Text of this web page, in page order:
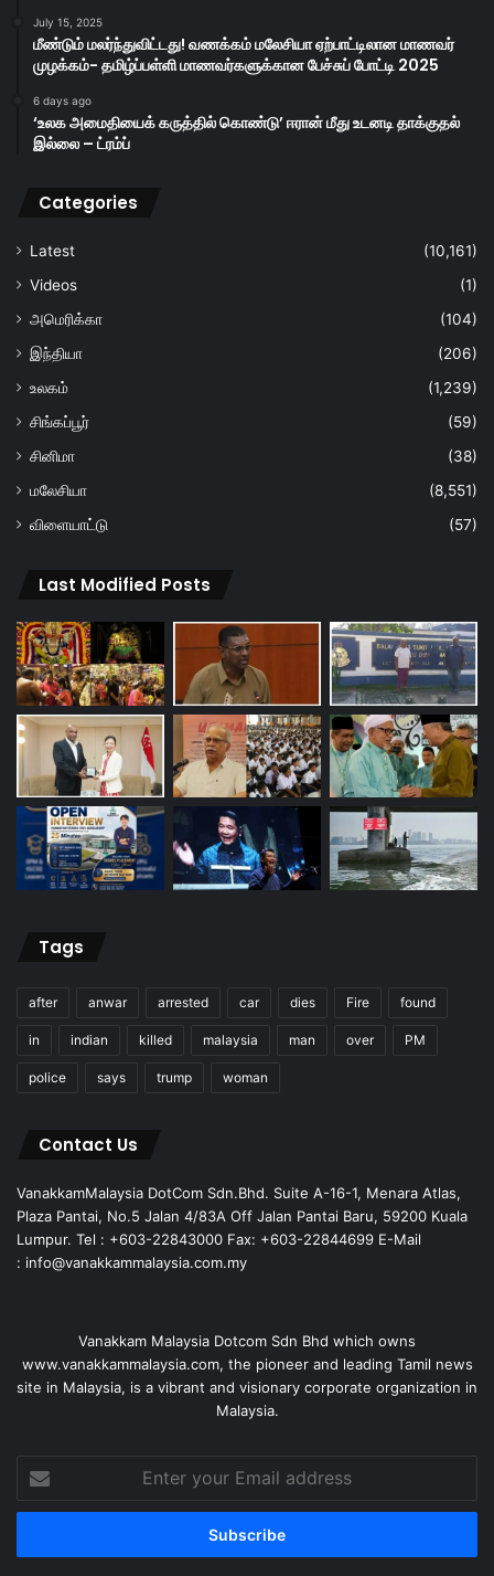
July 15, 2025
மீண்டும் மலர்ந்துவிட்டது! வணக்கம் மலேசியா ஏற்பாட்டிலான மாணவர்
முழக்கம்- தமிழ்ப்பள்ளி மாணவர்களுக்கான பேச்சுப் போட்டி 2025
6 days ago
‘உலக அமைதியைக் கருத்தில் கொண்டு’ ஈரான் மீது உடனடி தாக்குதல்
இல்லை – ட்ரம்ப்
Categories
Latest
(10,161)
Videos
(1)
அமெரிக்கா
(104)
இந்தியா
(206)
உலகம்
(1,239)
சிங்கப்பூர்
(59)
சினிமா
(38)
மலேசியா
(8,551)
விளையாட்டு
(57)
Last Modified Posts
Tags
after anwar arrested car dies Fire found
in indian killed malaysia man over PM
police says trump woman
Contact Us
VanakkamMalaysia DotCom Sdn.Bhd. Suite A-16-1, Menara Atlas,
Plaza Pantai, No.5 Jalan 4/83A Off Jalan Pantai Baru, 59200 Kuala
Lumpur. Tel : +603-22843000 Fax: +603-22844699 E-Mail
: info@vanakkammalaysia.com.my
Vanakkam Malaysia Dotcom Sdn Bhd which owns
www.vanakkammalaysia.com, the pioneer and leading Tamil news
site in Malaysia, is a vibrant and visionary corporate organization in
Malaysia.
your
Email